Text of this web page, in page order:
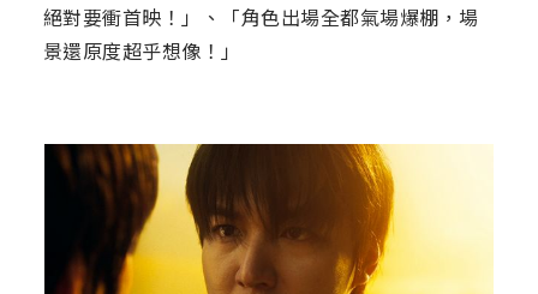
絕對要衝首映！」、「角色出場全都氣場爆棚，場
景還原度超乎想像！」